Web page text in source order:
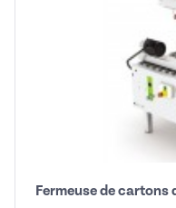
Fermeuse de cartons